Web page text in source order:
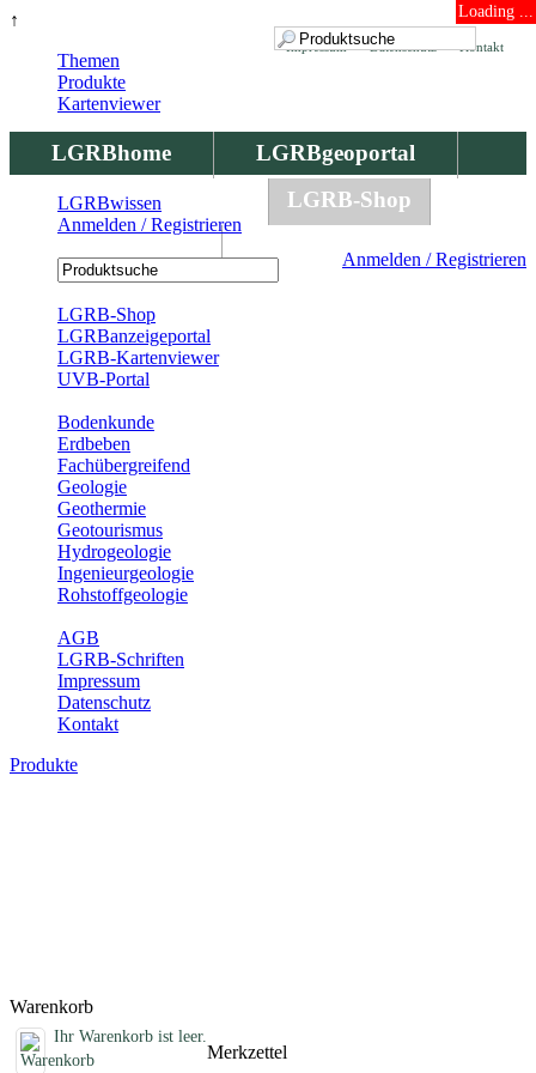
↑ Loading ...
Kontakt
Datenschutz
Impressum
LGRBhome
LGRBgeoportal
LGRBbohrungen
LGRB-Shop
Anmelden / Registrieren
Themen
Produkte
Kartenviewer
LGRBwissen
Anmelden / Registrieren
LGRB-Shop
LGRBanzeigeportal
LGRB-Kartenviewer
UVB-Portal
Bodenkunde
Erdbeben
Fachübergreifend
Geologie
Geothermie
Geotourismus
Hydrogeologie
Ingenieurgeologie
Rohstoffgeologie
AGB
LGRB-Schriften
Impressum
Datenschutz
Kontakt
Produkte
Warenkorb
Ihr Warenkorb ist leer.
Merkzettel